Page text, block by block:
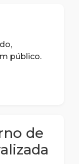
público.
de